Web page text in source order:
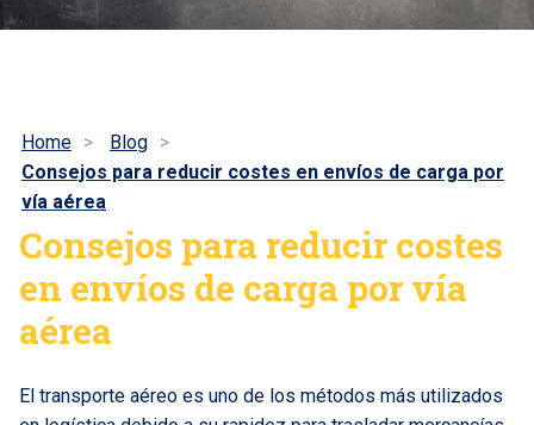
Home
Blog
Consejos para reducir costes en envíos de carga por
vía aérea
Consejos para reducir costes
en envíos de carga por vía
aérea
El transporte aéreo es uno de los métodos más utilizados